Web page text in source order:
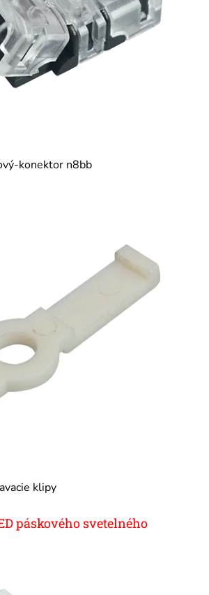
konektor n8bb
klipy
páskového svetelného